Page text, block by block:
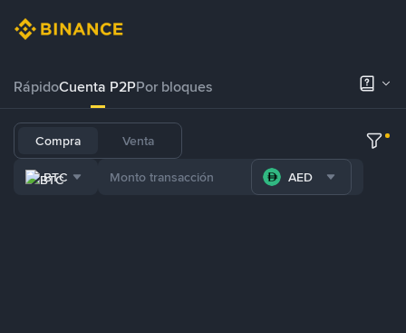
RápidoCuenta P2PPor bloques
Compra Venta
BTC AED